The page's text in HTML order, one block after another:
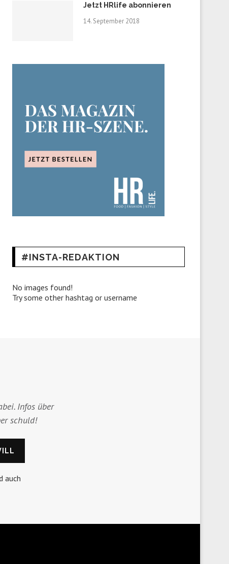
Jetzt HRlife abonnieren
14. September 2018
#INSTA-REDAKTION
No images found!
Try some other hashtag or username
Infos über
schuld!
auch